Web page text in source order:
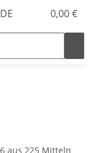
DE 0,00 €